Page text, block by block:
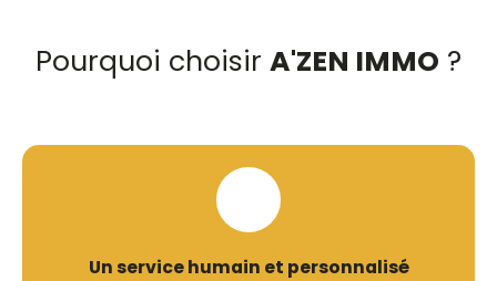
Pourquoi choisir A'ZEN IMMO ?
Un service humain et personnalisé